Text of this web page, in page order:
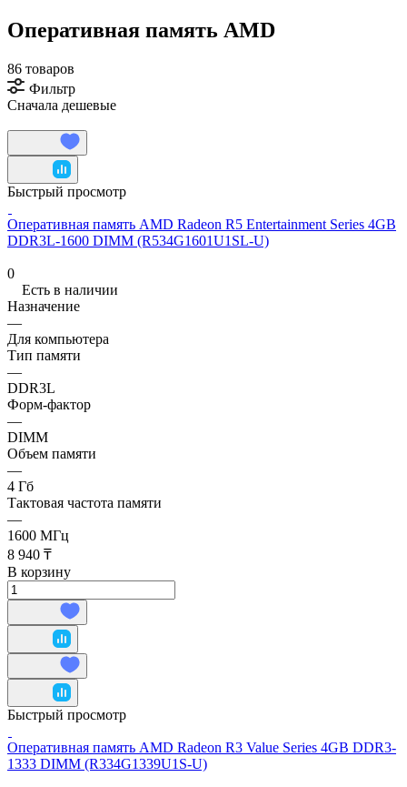
Оперативная память AMD
86 товаров
Фильтр
Сначала дешевые
Быстрый просмотр
Оперативная память AMD Radeon R5 Entertainment Series 4GB
DDR3L-1600 DIMM (R534G1601U1SL-U)
0
Есть в наличии
Назначение
—
Для компьютера
Тип памяти
—
DDR3L
Форм-фактор
—
DIMM
Объем памяти
—
4 Гб
Тактовая частота памяти
—
1600 МГц
8 940 ₸
В корзину
Быстрый просмотр
Оперативная память AMD Radeon R3 Value Series 4GB DDR3-
1333 DIMM (R334G1339U1S-U)